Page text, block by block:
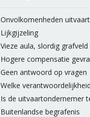
Onvolkomenheden uitvaart
Lijkgijzeling
Vieze aula, slordig grafveld
Hogere compensatie
Geen antwoord op vragen
Welke
Is de uitvaartondernemer
Buitenlandse begrafenis